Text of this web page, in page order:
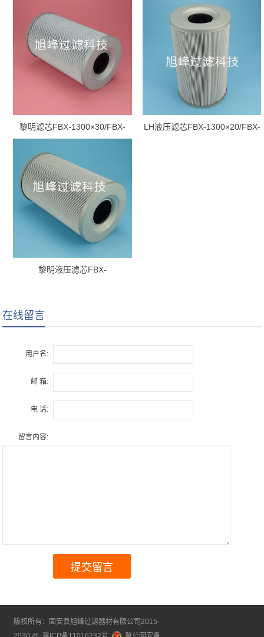
黎明滤芯FBX-1300×30/FBX-
1300*30
LH液压滤芯FBX-1300×20/FBX-
黎明液压滤芯FBX-
在线留言
用户名:
邮 箱:
电 话:
留言内容:
版权所有：固安县旭峰过滤器材有限公司2015-